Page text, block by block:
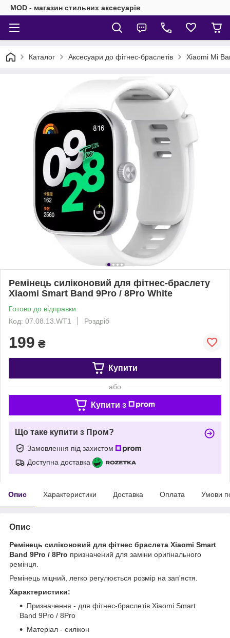
MOD - магазин стильних аксесуарів
Каталог Аксесуари до фітнес-браслетів Xiaomi Mi
Ремінець силіконовий для фітнес-браслету
Xiaomi Smart Band 9Pro / 8Pro White
Готово до відправки
Код: 07.08.13.WT1
Роздріб
199 ₴
Купити
або
Купити з
Що таке купити з Пром?
Замовлення під захистом
Доступна доставка
Опис Характеристики Доставка Оплата Умови
Опис
Ремінець силіконовий для фітнес браслета Xiaomi Smart
Band 9Pro / 8Pro призначений для заміни оригінального
ремінця.
Ремінець міцний, легко регулюється розмір на зап'ястя.
Характеристики:
Призначення - для фітнес-браслетів Xiaomi Smart
Band 9Pro / 8Pro
Матеріал - силікон